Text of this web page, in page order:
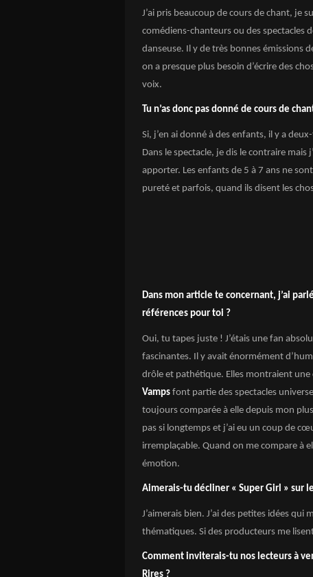
J’ai pris beaucoup de cours de chant, je
comédiens-chanteurs ou des spectacles
danseuse. Il y de très bonnes émissions
on a presque plus besoin d’écrire des
voix.
Tu n’as donc pas donné de cours de
Si, j’en ai donné à des enfants, il y a
Dans le spectacle, je dis le contraire
apporter. Les enfants de 5 à 7 ans ne
pureté et parfois, quand ils disent les
Dans mon article te concernant, j’ai
références pour toi ?
Oui, tu tapes juste ! J’étais une fan
fascinantes. Il y avait énormément
drôle et pathétique. Elles montraient une
Vamps font partie des spectacles
toujours comparée à elle depuis mon
pas si longtemps et j’ai eu un coup de
irremplaçable. Quand on me compare à
émotion.
Aimerais-tu décliner « Super Girl » sur
J’aimerais bien. J’ai des petites idées qui
thématiques. Si des producteurs me
Comment inviterais-tu nos lecteurs à
Rires ?